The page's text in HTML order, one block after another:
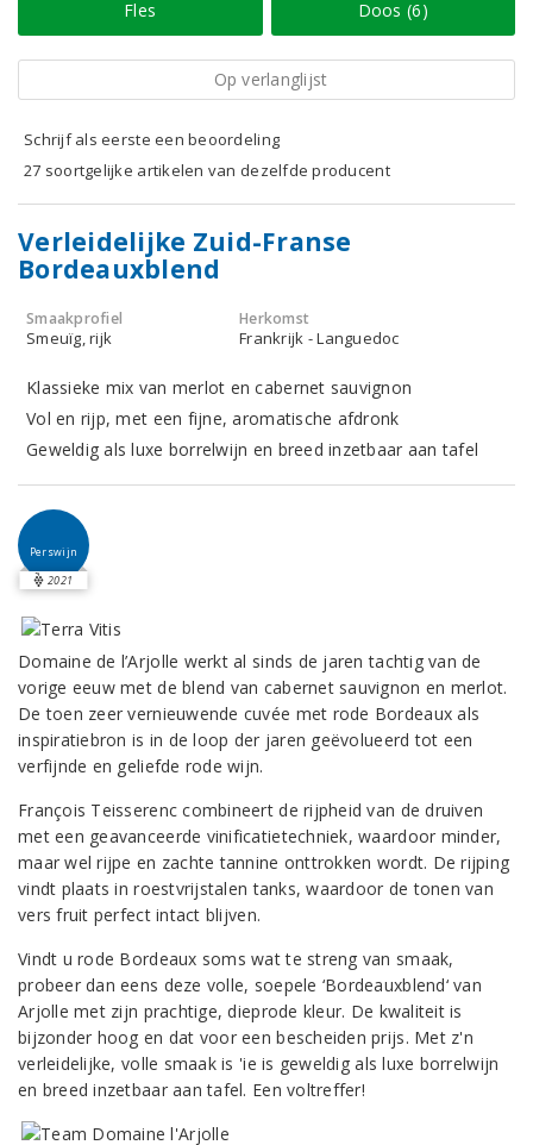
Fles Doos (6)
Op verlanglijst
Schrijf als eerste een beoordeling
27 soortgelijke artikelen van dezelfde producent
Verleidelijke Zuid-Franse
Bordeauxblend
Smaakprofiel
Smeuïg, rijk
Herkomst
Frankrijk - Languedoc
Klassieke mix van merlot en cabernet sauvignon
Vol en rijp, met een fijne, aromatische afdronk
Geweldig als luxe borrelwijn en breed inzetbaar aan tafel
Perswijn
2021
Domaine de l’Arjolle werkt al sinds de jaren tachtig van de
vorige eeuw met de blend van cabernet sauvignon en merlot.
De toen zeer vernieuwende cuvée met rode Bordeaux als
inspiratiebron is in de loop der jaren geëvolueerd tot een
verfijnde en geliefde rode wijn.
François Teisserenc combineert de rijpheid van de druiven
met een geavanceerde vinificatietechniek, waardoor minder,
maar wel rijpe en zachte tannine onttrokken wordt. De rijping
vindt plaats in roestvrijstalen tanks, waardoor de tonen van
vers fruit perfect intact blijven.
Vindt u rode Bordeaux soms wat te streng van smaak,
probeer dan eens deze volle, soepele ‘Bordeauxblend‘ van
Arjolle met zijn prachtige, dieprode kleur. De kwaliteit is
bijzonder hoog en dat voor een bescheiden prijs. Met z'n
verleidelijke, volle smaak is 'ie is geweldig als luxe borrelwijn
en breed inzetbaar aan tafel. Een voltreffer!